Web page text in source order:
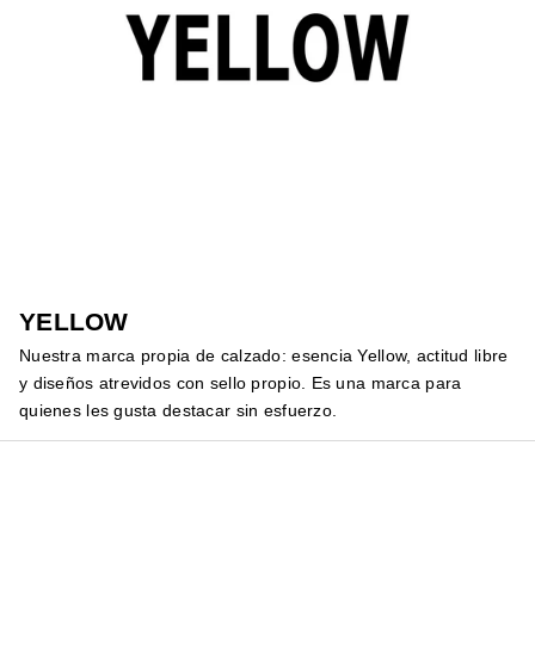
YELLOW
Nuestra marca propia de calzado: esencia Yellow, actitud libre
y diseños atrevidos con sello propio. Es una marca para
quienes les gusta destacar sin esfuerzo.